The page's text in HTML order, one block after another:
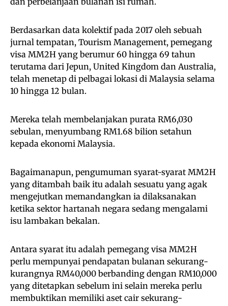
Berdasarkan data kolektif pada 2017 oleh sebuah
jurnal tempatan, Tourism Management, pemegang
visa MM2H yang berumur 60 hingga 69 tahun
terutama dari Jepun, United Kingdom dan Australia,
telah menetap di pelbagai lokasi di Malaysia selama
10 hingga 12 bulan.
Mereka telah membelanjakan purata RM6,030
sebulan, menyumbang RM1.68 bilion setahun
kepada ekonomi Malaysia.
Bagaimanapun, pengumuman syarat-syarat MM2H
yang ditambah baik itu adalah sesuatu yang agak
mengejutkan memandangkan ia dilaksanakan
ketika sektor hartanah negara sedang mengalami
isu lambakan bekalan.
Antara syarat itu adalah pemegang visa MM2H
perlu mempunyai pendapatan bulanan sekurang-
kurangnya RM40,000 berbanding dengan RM10,000
yang ditetapkan sebelum ini selain mereka perlu
membuktikan memiliki aset cair sekurang-